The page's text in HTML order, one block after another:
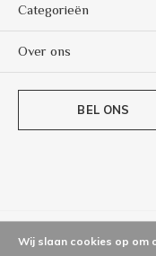
Categorieën
Over ons
BEL ONS
Wij slaan cookies op om